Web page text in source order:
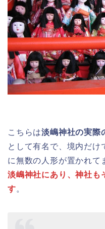
こちらは淡嶋神社の実際
として有名で、境内だけ
に無数の人形が置かれて
淡嶋神社にあり、神社も
す。